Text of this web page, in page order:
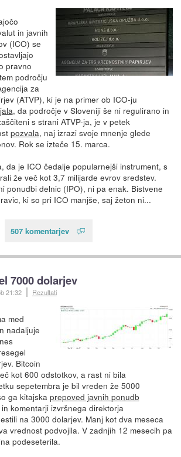
in javnih
(ICO) se
pravno
področju
za
(ATVP), ki je na primer ob ICO-ju
, da področje v Sloveniji še ni regulirano in
s strani ATVP-ja, je v petek
pozvala, naj izrazi svoje mnenje glede
Rok se izteče 15. marca.
da je ICO čedalje popularnejši instrument, s
že več kot 3,7 milijarde evrov sredstev.
ponudbi delnic (IPO), ni pa enak. Bistvene
ki so pri ICO manjše, saj žeton ni...
507 komentarjev
7000 dolarjev
21:32 Rezultati
med
nadaljuje
Bitcoin
kot 600 odstotkov, a rast ni bila
sepetembra je bil vreden že 5000
ga kitajska prepoved javnih ponudb
in komentarji izvršnega direktorja
na 3000 dolarjev. Manj kot dva meseca
vrednost podvojila. V zadnjih 12 mesecih pa
podeseterila.